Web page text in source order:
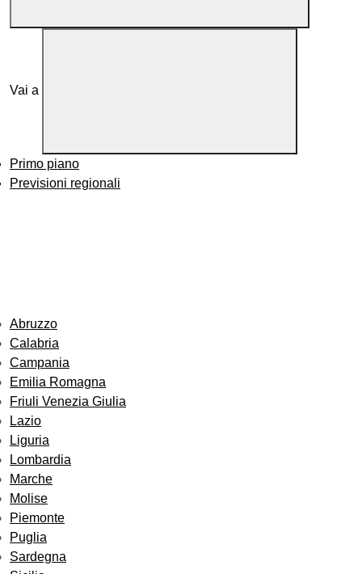
Vai a
Primo piano
Previsioni regionali
Abruzzo
Calabria
Campania
Emilia Romagna
Friuli Venezia Giulia
Lazio
Liguria
Lombardia
Marche
Molise
Piemonte
Puglia
Sardegna